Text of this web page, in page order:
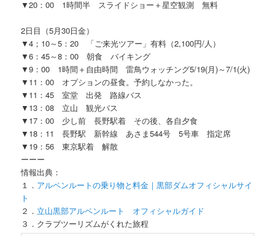
▼20：00 1時間半 スライドショー＋星空観測 無料
2日目（5月30日金）
▼4；10～5：20 「ご来光ツアー」有料（2,100円/人）
▼6：45～8：00 朝食 バイキング
▼9：00 1時間＋自由時間 雷鳥ウォッチング5/19(月)～7/1(火)
▼11：00 オプションの昼食。予約しなかった。
▼11：45 室堂 出発 路線バス
▼13：08 立山 観光バス
▼17：00 少し前 長野駅着 その後、各自夕食
▼18：11 長野駅 新幹線 あさま544号 5号車 指定席
▼19：56 東京駅着 解散
ーーー
情報出典：
１． アルペンルートの乗り物と料金｜黒部ダムオフィシャルサイ
ト
２． 立山黒部アルペンルート オフィシャルガイド
３．クラブツーリズムがくれた旅程